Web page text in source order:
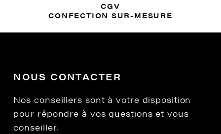
CGV
CONFECTION SUR-MESURE
NOUS CONTACTER
Nos conseillers sont à votre disposition
pour répondre à vos questions et vous
conseiller.